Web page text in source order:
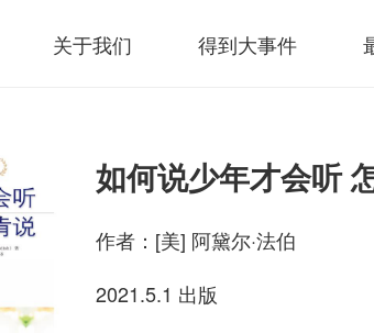
关于我们 得到大事件
如何说少年才会听
作者： [美] 阿黛尔·法伯
2021.5.1 出版